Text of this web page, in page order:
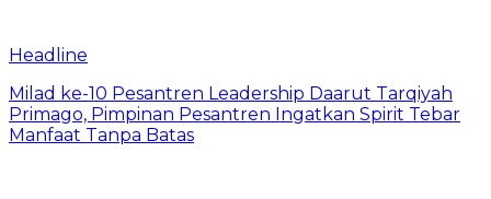
Headline
Milad ke-10 Pesantren Leadership Daarut Tarqiyah
Primago, Pimpinan Pesantren Ingatkan Spirit Tebar
Manfaat Tanpa Batas